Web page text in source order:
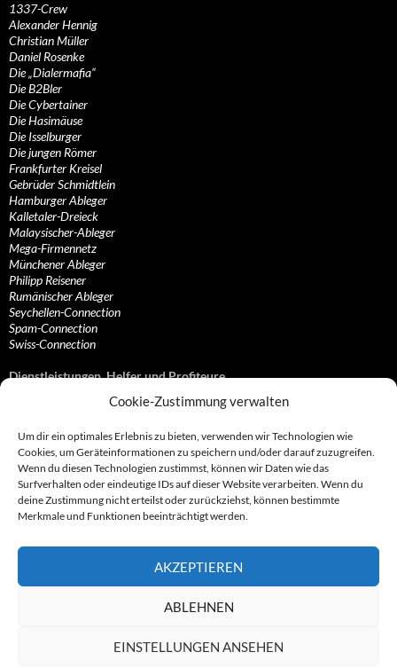
Cookie-Zustimmung verwalten
Um dir ein optimales Erlebnis zu bieten, verwenden wir Technologien wie
Cookies, um Geräteinformationen zu speichern und/oder darauf zuzugreifen.
Wenn du diesen Technologien zustimmst, können wir Daten wie das
Surfverhalten oder eindeutige IDs auf dieser Website verarbeiten. Wenn du
deine Zustimmung nicht erteilst oder zurückziehst, können bestimmte
Merkmale und Funktionen beeinträchtigt werden.
AKZEPTIEREN
ABLEHNEN
EINSTELLUNGEN ANSEHEN
1337-Crew
Alexander Hennig
Christian Müller
Daniel Rosenke
Die „Dialermafia“
Die B2Bler
Die Cybertainer
Die Hasimäuse
Die Isselburger
Die jungen Römer
Frankfurter Kreisel
Gebrüder Schmidtlein
Hamburger Ableger
Kalletaler-Dreieck
Malaysischer-Ableger
Mega-Firmennetz
Münchener Ableger
Philipp Reisener
Rumänischer Ableger
Seychellen-Connection
Spam-Connection
Swiss-Connection
Dienstleistungen, Helfer und Profiteure
Anonymisierungsdienste, VPN- und Web-Proxy…
Bezahlsysteme, Finanzdienstleister und…
Bürodienstleister, Firmengründer- und/oder…
Datenhändler, Adressbroker und zielgerichtetes…
Hosting, Routing, Provider, Domain-, Web- und…
Inkasso, Forderungsmanagement und eintreibende…
Spieleanbieter, Online- und Browsergames
Partnerprogramme, Vertriebskanäle- und…
Telekommunikationsdienstleister, Internet…
Vereine, Verbände, Vereinigungen und Lobbyisten
Web-Rotlichtbezirk, Erotik- und XXX-Anbieter
Sonstige Dienstleister, Profiteure und Kooperationen